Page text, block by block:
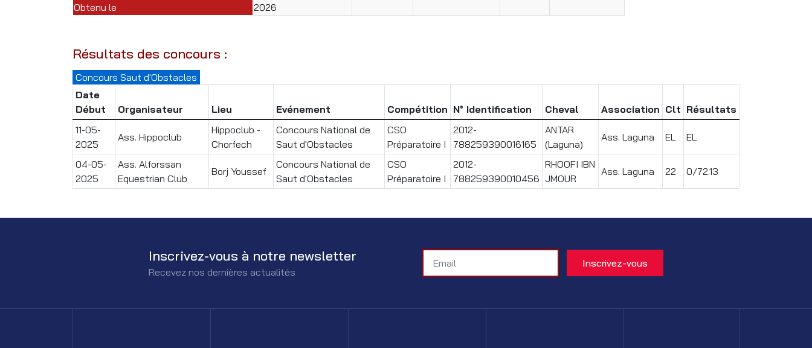
Obtenu le
2026
Résultats des concours :
Concours Saut d'Obstacles
Date
Début
Organisateur Lieu Evénement Compétition N° Identification Cheval Association Clt Résultats
11-05-
2025
Ass. Hippoclub
Hippoclub -
Chorfech
Concours National de
Saut d'Obstacles
CSO
Préparatoire I
2012-
788259390016165
ANTAR
(Laguna)
Ass. Laguna EL EL
04-05-
2025
Ass. Alforssan
Equestrian Club
Borj Youssef
Concours National de
Saut d'Obstacles
CSO
Préparatoire I
2012-
788259390010456
RHOOFI IBN
JMOUR
Ass. Laguna 22 0/72.13
Inscrivez-vous à notre newsletter
Recevez nos dernières actualités